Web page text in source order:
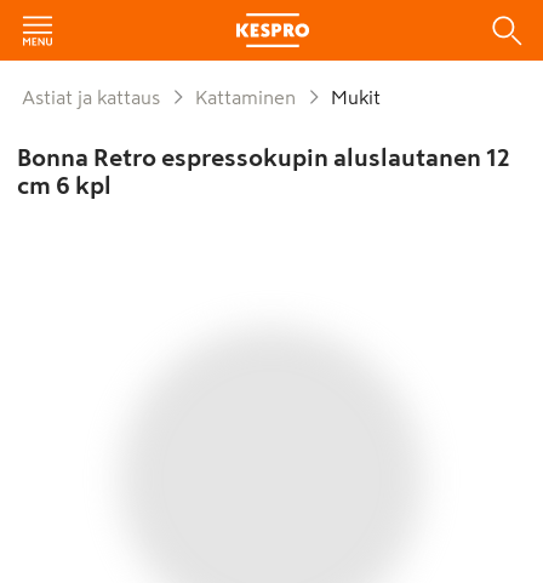
Astiat ja kattaus Kattaminen Mukit
Bonna Retro espressokupin aluslautanen 12
cm 6 kpl